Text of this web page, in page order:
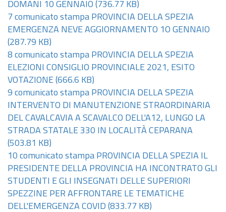
DOMANI 10 GENNAIO (736.77 KB)
7 comunicato stampa PROVINCIA DELLA SPEZIA
EMERGENZA NEVE AGGIORNAMENTO 1O GENNAIO
(287.79 KB)
8 comunicato stampa PROVINCIA DELLA SPEZIA
ELEZIONI CONSIGLIO PROVINCIALE 2021, ESITO
VOTAZIONE (666.6 KB)
9 comunicato stampa PROVINCIA DELLA SPEZIA
INTERVENTO DI MANUTENZIONE STRAORDINARIA
DEL CAVALCAVIA A SCAVALCO DELL'A12, LUNGO LA
STRADA STATALE 330 IN LOCALITÀ CEPARANA
(503.81 KB)
10 comunicato stampa PROVINCIA DELLA SPEZIA IL
PRESIDENTE DELLA PROVINCIA HA INCONTRATO GLI
STUDENTI E GLI INSEGNATI DELLE SUPERIORI
SPEZZINE PER AFFRONTARE LE TEMATICHE
DELL'EMERGENZA COVID (833.77 KB)